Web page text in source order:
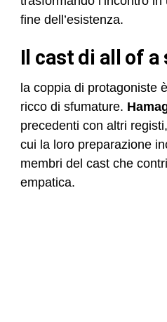
fine dell’esistenza.
il cast di all of
la coppia di protagoniste
ricco di sfumature.
precedenti con altri
cui la loro preparazione
membri del cast che
empatica.